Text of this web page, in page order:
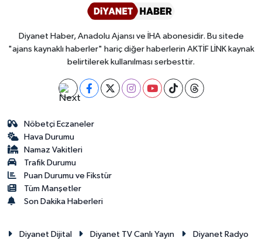
Diyanet Haber, Anadolu Ajansı ve İHA abonesidir. Bu sitede
"ajans kaynaklı haberler" hariç diğer haberlerin AKTİF LİNK kaynak
belirtilerek kullanılması serbesttir.
Nöbetçi Eczaneler
Hava Durumu
Namaz Vakitleri
Trafik Durumu
Puan Durumu ve Fikstür
Tüm Manşetler
Son Dakika Haberleri
Diyanet Dijital Diyanet TV Canlı Yayın
Diyanet Radyo
Eskişehir Müftülüğü
Gaziantep Müftülüğü
Giresun Müftülüğü
Gümüşhane Müftülüğü
Hakkari Müftülüğü
Hatay Müftülüğü
Iğdır Müftülüğü